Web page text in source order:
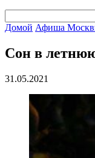
Домой Афиша
Сон в
31.05.2021